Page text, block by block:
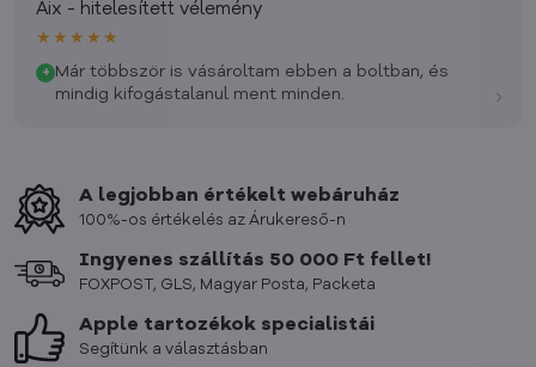
Aix - hitelesített vélemény
★★★★★
+
Már többször is vásároltam ebben a boltban, és
mindig kifogástalanul ment minden.
›
A legjobban értékelt webáruház
100%-os értékelés az Árukereső-n
Ingyenes szállítás 50 000 Ft fellet!
FOXPOST, GLS, Magyar Posta, Packeta
Apple tartozékok specialistái
Segítünk a választásban